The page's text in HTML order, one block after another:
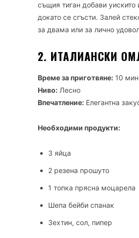
същия тиган добави
докато се сгъсти. Залей
за двама или за лично
2. ИТАЛИАНСКИ
Време за приготвяне: 10 мин
Ниво: Лесно
Впечатление: Елегантна
Необходими продукти:
3 яйца
2 резена прошуто
1 топка прясна моцарела
Шепа бейби спанак
Зехтин, сол, пипер